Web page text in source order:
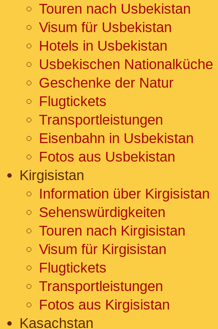
Touren nach Usbekistan
Visum für Usbekistan
Hotels in Usbekistan
Usbekischen Nationalküche
Geschenke der Natur
Flugtickets
Transportleistungen
Eisenbahn in Usbekistan
Fotos aus Usbekistan
Kirgisistan
Information über Kirgisistan
Sehenswürdigkeiten
Touren nach Kirgisistan
Visum für Kirgisistan
Flugtickets
Transportleistungen
Fotos aus Kirgisistan
Kasachstan